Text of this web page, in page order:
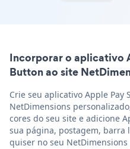
Incorporar o aplicativo
Button ao site
Crie seu aplicativo Apple Pay
NetDimensions
cores do seu site e adicione
sua página, postagem, barra
quiser no seu NetDimensions